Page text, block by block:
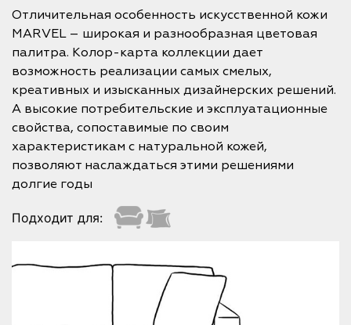
Отличительная особенность искусственной кожи
MARVEL – широкая и разнообразная цветовая
палитра. Колор-карта коллекции дает
возможность реализации самых смелых,
креативных и изысканных дизайнерских решений.
А высокие потребительские и эксплуатационные
свойства, сопоставимые по своим
характеристикам с натуральной кожей,
позволяют наслаждаться этими решениями
долгие годы
Подходит для: